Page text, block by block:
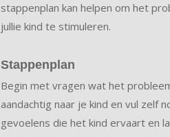
stappenplan kan helpen om het
jullie kind te stimuleren.
Stappenplan
Begin met vragen wat het
aandachtig naar je kind en vul zelf
gevoelens die het kind ervaart en